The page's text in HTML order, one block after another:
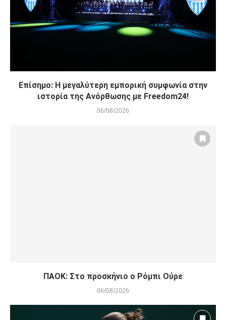
Επίσημο: Η μεγαλύτερη εμπορική συμφωνία στην
ιστορία της Ανόρθωσης με Freedom24!
06/08/2026
ΠΑΟΚ: Στο προσκήνιο ο Ρόμπι Ούρε
06/08/2026